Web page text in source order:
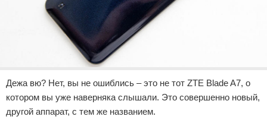
Дежа вю? Нет, вы не ошиблись – это не тот ZTE Blade A7, о
котором вы уже наверняка слышали. Это совершенно новый,
другой аппарат, с тем же названием.